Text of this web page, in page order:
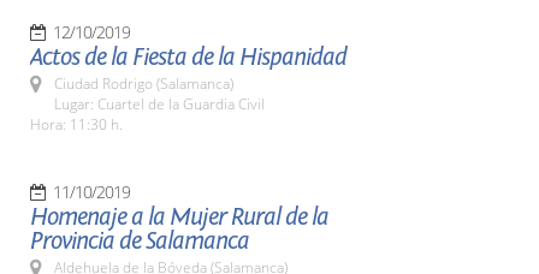
12/10/2019
Actos de la Fiesta de la Hispanidad
Ciudad Rodrigo (Salamanca)
Lugar: Cuartel de la Guardia Civil
Hora: 11:30 h.
11/10/2019
Homenaje a la Mujer Rural de la
Provincia de Salamanca
Aldehuela de la Bóveda (Salamanca)